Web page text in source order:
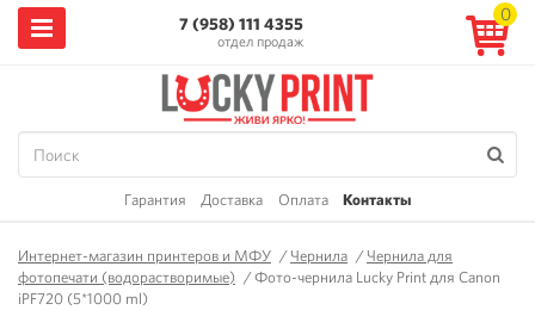
7 (958) 111 4355
отдел продаж
0
Гарантия Доставка Оплата Контакты
Интернет-магазин принтеров и МФУ /Чернила /Чернила для
фотопечати (водорастворимые) /Фото-чернила Lucky Print для Canon
iPF720 (5*1000 ml)